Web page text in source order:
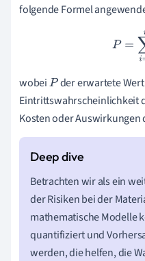
folgende Formel
∑i
wobeiP der erwartete
Eintrittswahrscheinlichkeit
Kosten oder Auswirkungen
Betrachten wir als ein
der Risiken bei der
mathematische Modelle
quantifiziert und
werden, die helfen, die